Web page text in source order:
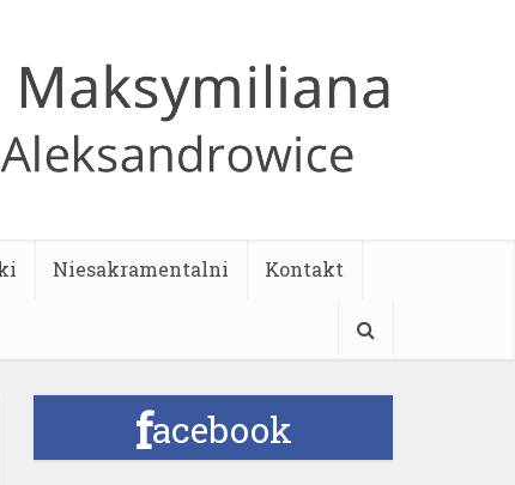
Niesakramentalni Kontakt
facebook